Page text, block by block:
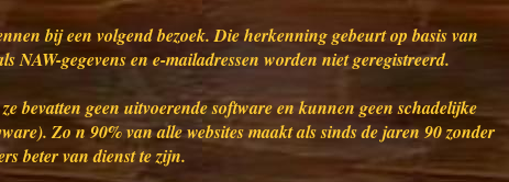
bij een volgend bezoek. Die herkenning gebeurt op basis van
NAW-gegevens en e-mailadressen worden niet geregistreerd.
bevatten geen uitvoerende software en kunnen geen schadelijke
Zo n 90% van alle websites maakt als sinds de jaren 90 zonder
beter van dienst te zijn.